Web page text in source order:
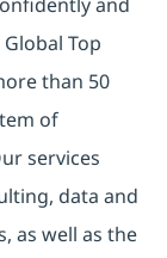
Top
than 50
of
services
data and
as well as the